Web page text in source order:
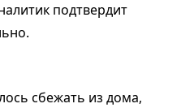
подтвердит
сбежать из дома,